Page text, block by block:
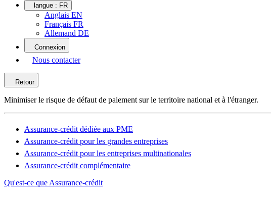
langue : FR
Anglais EN
Français FR
Allemand DE
Connexion
Nous contacter
Retour
Minimiser le risque de défaut de paiement sur le territoire national et à l'étranger.
Assurance-crédit dédiée aux PME
Assurance-crédit pour les grandes entreprises
Assurance-crédit pour les entreprises multinationales
Assurance-crédit complémentaire
Qu'est-ce que Assurance-crédit